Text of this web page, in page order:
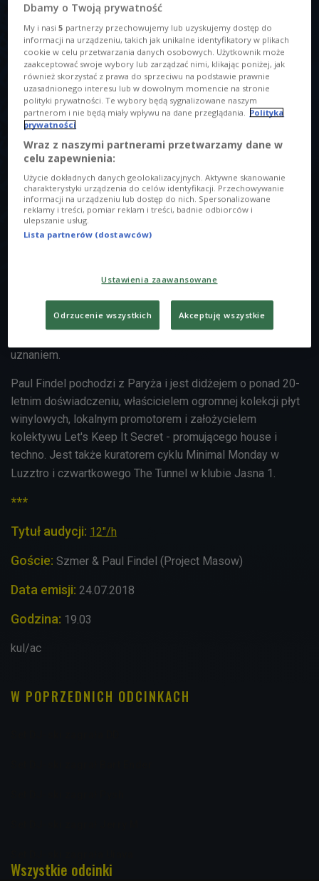
Project masow Foto: Czwórka/Mateusz Kulik
O AUDYCJI
00:00
Tytuł
12”/h: Project Masow - winylowe back to back
Opis
Szmer jest producentem oraz promotorem działającym w
klubów, a także w berlińskich Birgit&Bier, Kosmonaut i
Tresor. Wraz z Mødule odpowiedzialny jest za zamieszanie
w południowej części Polski za sprawą imprez z
uznaniem.
Paul Findel pochodzi z Paryża i jest didżejem o ponad 20-
letnim doświadczeniu, właścicielem ogromnej kolekcji płyt
winylowych, lokalnym promotorem i założycielem
kolektywu Let's Keep It Secret - promującego house i
techno. Jest także kuratorem cyklu Minimal Monday w
Luzztro i czwartkowego The Tunnel w klubie Jasna 1.
***
Tytuł audycji: 12"/h
Goście: Szmer & Paul Findel (Project Masow)
Data emisji: 24.07.2018
Godzina: 19.03
kul/ac
W POPRZEDNICH ODCINKACH
Wszystkie odcinki
Dbamy o Twoją prywatność
My i nasi5 partnerzy przechowujemy lub uzyskujemy dostęp do
informacji na urządzeniu, takich jak unikalne identyfikatory w plikach
cookie w celu przetwarzania danych osobowych. Użytkownik może
zaakceptować swoje wybory lub zarządzać nimi, klikając poniżej, jak
również skorzystać z prawa do sprzeciwu na podstawie prawnie
uzasadnionego interesu lub w dowolnym momencie na stronie
polityki prywatności. Te wybory będą sygnalizowane naszym
partnerom i nie będą miały wpływu na dane przeglądania.
Polityka
prywatności
Wraz z naszymi partnerami przetwarzamy dane w
celu zapewnienia:
Użycie dokładnych danych geolokalizacyjnych. Aktywne skanowanie
charakterystyki urządzenia do celów identyfikacji. Przechowywanie
informacji na urządzeniu lub dostęp do nich. Spersonalizowane
reklamy i treści, pomiar reklam i treści, badnie odbiorców i
ulepszanie usług.
Lista partnerów (dostawców)
Ustawienia zaawansowane
Odrzucenie wszystkich Akceptuję wszystkie